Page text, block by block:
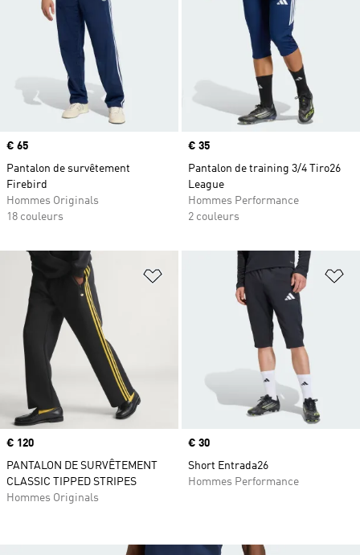
Prix
€ 65
Pantalon de survêtement
Firebird
Hommes Originals
18 couleurs
Prix
€ 35
Pantalon de training 3/4 Tiro26
League
Hommes Performance
2 couleurs
Ajouter à la Liste de produits
Prix
€ 120
PANTALON DE SURVÊTEMENT
CLASSIC TIPPED STRIPES
Hommes Originals
Prix
€ 30
Short Entrada26
Hommes Performance